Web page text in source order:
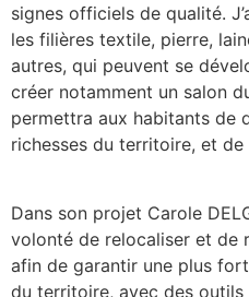
signes officiels de qualité.
les filières textile, pierre,
autres, qui peuvent se
créer notamment un salon
permettra aux habitants de
richesses du territoire, et de
Dans son projet Carole
volonté de relocaliser et de
afin de garantir une plus
du territoire, avec des outils